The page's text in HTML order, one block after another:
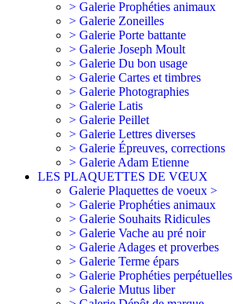
> Galerie Prophéties animaux
> Galerie Zoneilles
> Galerie Porte battante
> Galerie Joseph Moult
> Galerie Du bon usage
> Galerie Cartes et timbres
> Galerie Photographies
> Galerie Latis
> Galerie Peillet
> Galerie Lettres diverses
> Galerie Épreuves, corrections
> Galerie Adam Etienne
LES PLAQUETTES DE VŒUX
Galerie Plaquettes de voeux >
> Galerie Prophéties animaux
> Galerie Souhaits Ridicules
> Galerie Vache au pré noir
> Galerie Adages et proverbes
> Galerie Terme épars
> Galerie Prophéties perpétuelles
> Galerie Mutus liber